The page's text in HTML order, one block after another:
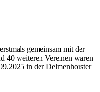
gemeinsam mit der
40 weiteren Vereinen waren
in der Delmenhorster